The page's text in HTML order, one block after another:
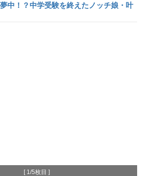
中！？中学受験を終えたノッチ娘・叶
[ 1/5枚目 ]